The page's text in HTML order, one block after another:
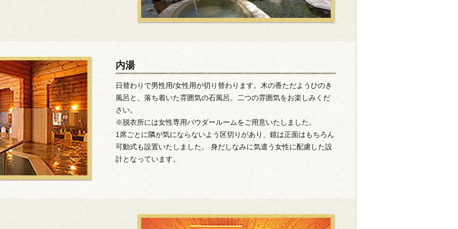
内湯
日替わりで男性用/女性用が切り替わります。木の香ただようひのき
風呂と、落ち着いた雰囲気の石風呂。二つの雰囲気をお楽しみくだ
さい。
※脱衣所には女性専用パウダールームをご用意いたしました。
1席ごとに隣が気にならないよう区切りがあり、鏡は正面はもちろん
可動式も設置いたしました。 身だしなみに気遣う女性に配慮した設
計となっています。